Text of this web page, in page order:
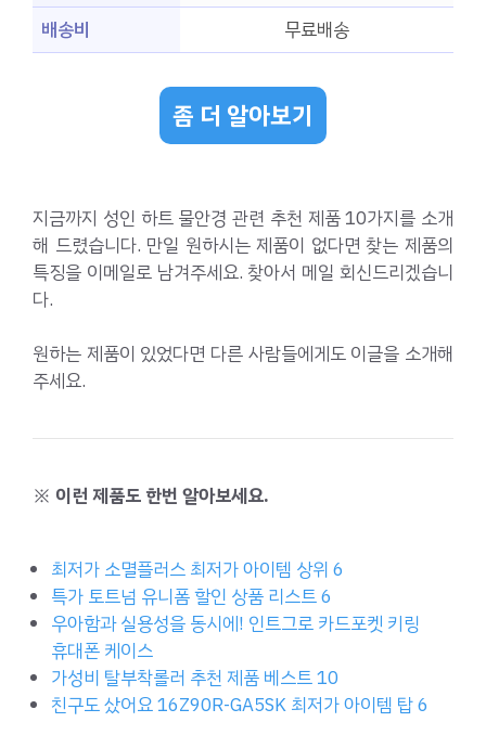
배송비
무료배송
좀 더 알아보기
지금까지 성인 하트 물안경 관련 추천 제품 10가지를 소개
해 드렸습니다. 만일 원하시는 제품이 없다면 찾는 제품의
특징을 이메일로 남겨주세요. 찾아서 메일 회신드리겠습니
다.
원하는 제품이 있었다면 다른 사람들에게도 이글을 소개해
주세요.
※ 이런 제품도 한번 알아보세요.
최저가 소멸플러스 최저가 아이템 상위 6
특가 토트넘 유니폼 할인 상품 리스트 6
우아함과 실용성을 동시에! 인트그로 카드포켓 키링
휴대폰 케이스
가성비 탈부착롤러 추천 제품 베스트 10
친구도 샀어요 16Z90R-GA5SK 최저가 아이템 탑 6